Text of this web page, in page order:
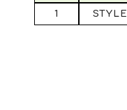
1 STYLE